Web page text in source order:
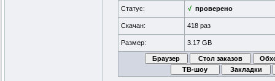
Статус: √ проверено
Скачан: 418 раз
Размер: 3.17 GB